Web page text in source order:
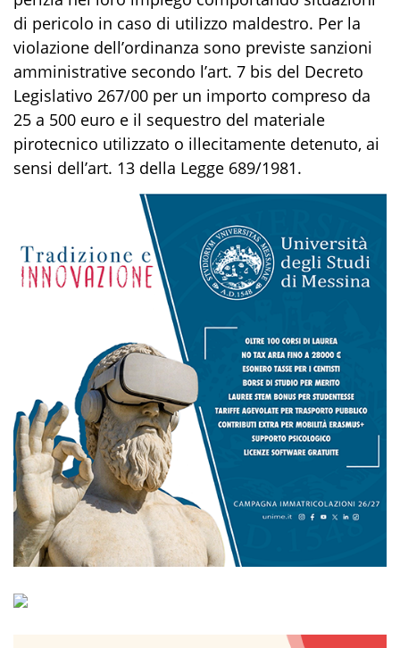
di pericolo in caso di utilizzo maldestro. Per la
violazione dell’ordinanza sono previste sanzioni
amministrative secondo l’art. 7 bis del Decreto
Legislativo 267/00 per un importo compreso da
25 a 500 euro e il sequestro del materiale
pirotecnico utilizzato o illecitamente detenuto, ai
sensi dell’art. 13 della Legge 689/1981.